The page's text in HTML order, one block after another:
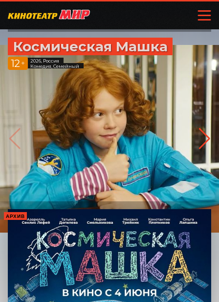
Космическая Машка
12 +
2026, Россия
Комедия, Семейный
АРХИВ